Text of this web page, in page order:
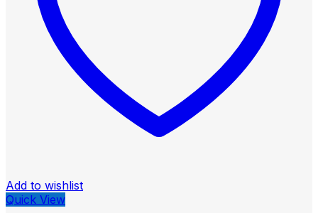
Add to wishlist
Quick View